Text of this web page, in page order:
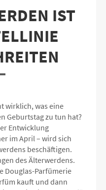
IST
wirklich, was eine
Geburtstag zu tun hat?
Entwicklung
im April – wird sich
beschäftigen.
des Älterwerdens.
Douglas-Parfümerie
kauft und dann